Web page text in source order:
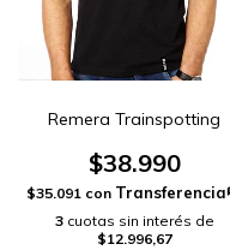
Remera Trainspotting
$38.990
$35.091 con
3 cuotas sin interés de
$12.996,67